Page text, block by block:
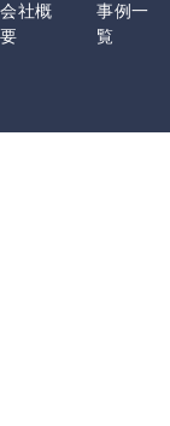
会社概
要
事例一
覧